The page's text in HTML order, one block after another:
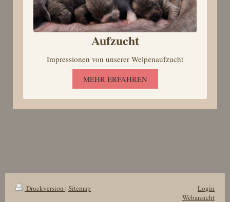
Aufzucht
Impressionen von unserer Welpenaufzucht
MEHR ERFAHREN
Druckversion | Sitemap
Login
Webansicht